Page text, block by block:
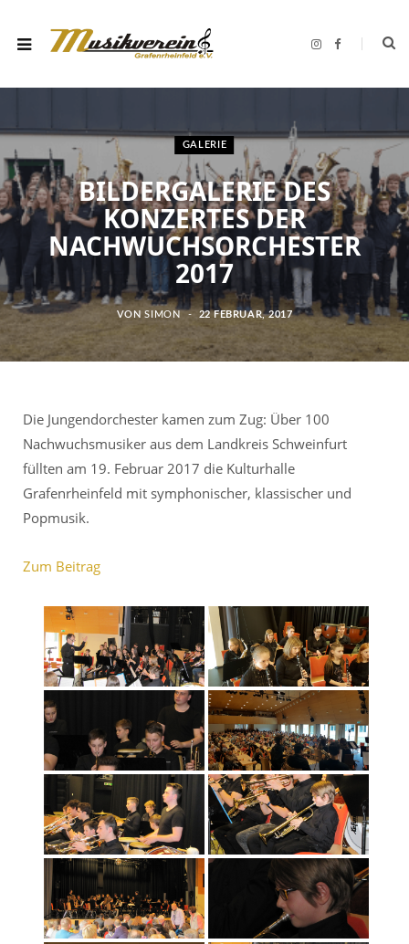
I
a
m
F
b
GALERIE
BILDERGALERIE DES
KONZERTES DER
NACHWUCHSORCHESTER
2017
VON SIMON 22 FEBRUAR, 2017
Die Jungendorchester kamen zum Zug: Über 100
Nachwuchsmusiker aus dem Landkreis Schweinfurt
füllten am 19. Februar 2017 die Kulturhalle
Grafenrheinfeld mit symphonischer, klassischer und
Popmusik.
Zum Beitrag